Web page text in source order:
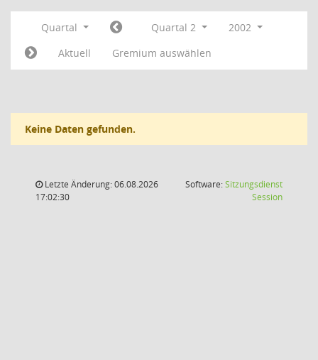
Quartal Quartal 2
2002
Aktuell
Gremium auswählen
Keine Daten gefunden.
Letzte Änderung: 06.08.2026
17:02:30
Software:Sitzungsdienst
Session(Wird in